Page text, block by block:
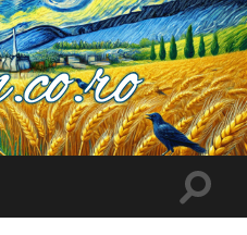
Kuncoro++
Toggle